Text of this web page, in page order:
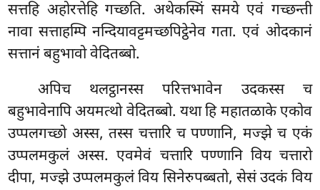
सत्तहि अहोरत्तेहि गच्छति. अथेकस्मिं समये एवं गच्छन्ती
नावा सत्ताहम्पि नन्दियावट्टमच्छपिट्ठेनेव गता. एवं ओदकानं
सत्तानं बहुभावो वेदितब्बो.
अपिच थलट्ठानस्स परित्तभावेन उदकस्स च
बहुभावेनापि अयमत्थो वेदितब्बो. यथा हि महातळाके एकोव
उप्पलगच्छो अस्स, तस्स चत्तारि च पण्णानि, मज्झे च एकं
उप्पलमकुलं अस्स. एवमेवं चत्तारि पण्णानि विय चत्तारो
दीपा, मज्झे उप्पलमकुलं विय सिनेरुपब्बतो, सेसं उदकं विय